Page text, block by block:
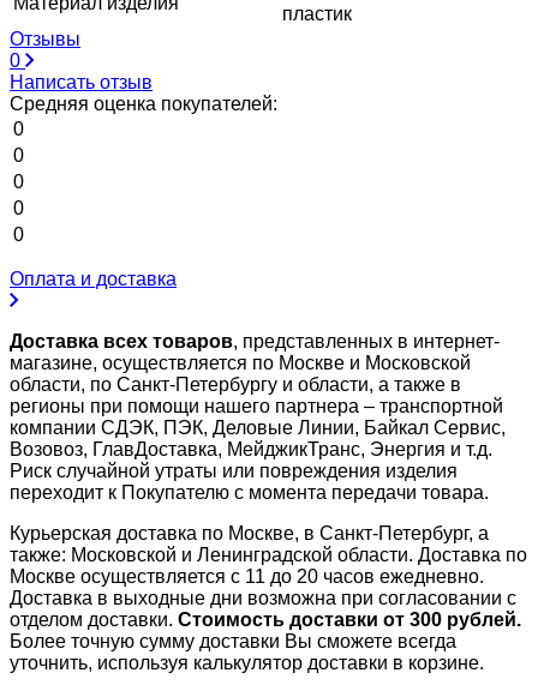
пластик
Отзывы
0
Написать отзыв
Средняя оценка покупателей:
0
0
0
0
0
Оплата и доставка
Доставка всех товаров, представленных в интернет-
магазине, осуществляется по Москве и Московской
области, по Санкт-Петербургу и области, а также в
регионы при помощи нашего партнера – транспортной
компании СДЭК, ПЭК, Деловые Линии, Байкал Сервис,
Возовоз, ГлавДоставка, МейджикТранс, Энергия и т.д.
Риск случайной утраты или повреждения изделия
переходит к Покупателю с момента передачи товара.
Курьерская доставка по Москве, в Санкт-Петербург, а
также: Московской и Ленинградской области. Доставка по
Москве осуществляется с 11 до 20 часов ежедневно.
Доставка в выходные дни возможна при согласовании с
отделом доставки. Стоимость доставки от 300 рублей.
Более точную сумму доставки Вы сможете всегда
уточнить, используя калькулятор доставки в корзине.